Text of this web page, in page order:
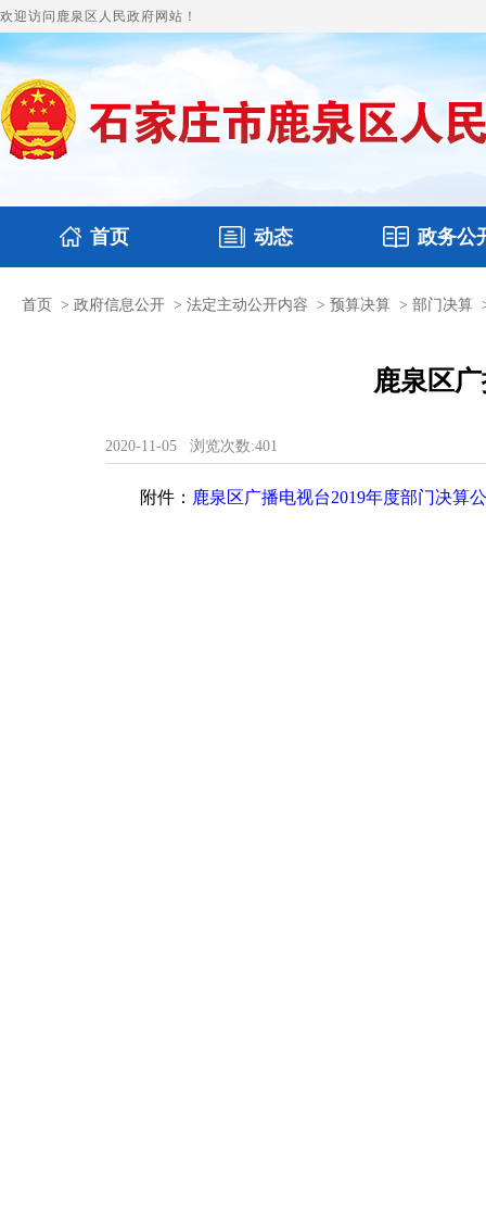
欢迎访问鹿泉区人民政府网站！
首页 动态
国务要闻 鹿泉要闻 图片新闻
政务公
政府领导 本区文件 财
首页 > 政府信息公开 > 法定主动公开内容 > 预算决算 > 部门决算
鹿泉区
2020-11-05 浏览次数:401
附件： 鹿泉区广播电视台2019年度部门决算